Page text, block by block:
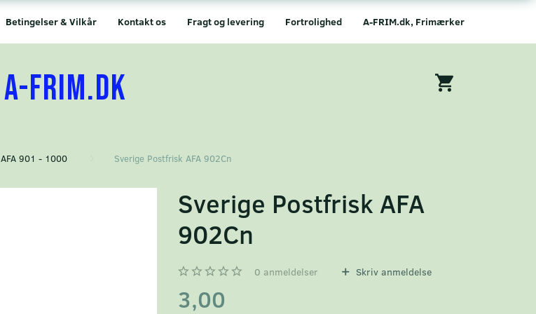
A-FRIM.dk, Frimærker
Fortrolighed
Fragt og levering
Kontakt os
Betingelser & Vilkår
A-FRIM.DK
AFA 901 - 1000 Sverige Postfrisk AFA 902Cn
Sverige Postfrisk AFA
902Cn
0 anmeldelser Skriv anmeldelse
3,00